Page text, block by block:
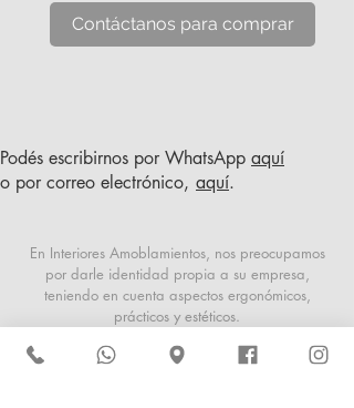
Contáctanos para comprar
Podés escribirnos por WhatsApp aquí
o por correo electrónico, aquí.
En Interiores Amoblamientos, nos preocupamos
por darle identidad propia a su empresa,
teniendo en cuenta aspectos ergonómicos,
prácticos y estéticos.
interiores, que responde a las exigencias del